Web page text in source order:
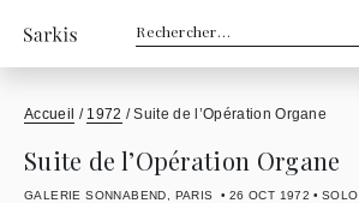
Rechercher :
Accueil / 1972 /Suite de l’Opération Organe
Suite de l’Opération Organe
GALERIE SONNABEND, PARIS 26 OCT 1972 SOLO